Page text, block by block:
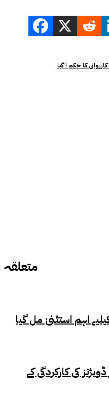
متعلقہ
اہم استثنیٰ مل گیا
کی کارکردگی کے
کا حکم آ گیا